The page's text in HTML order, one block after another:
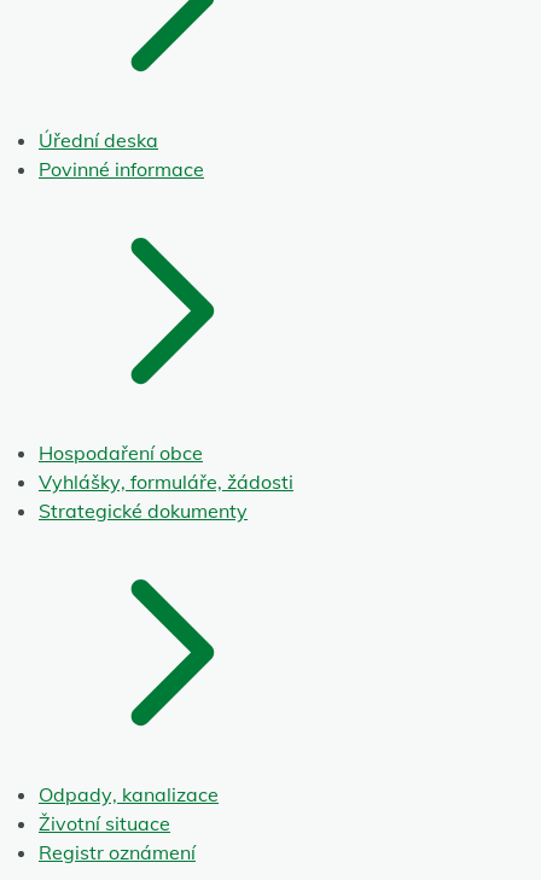
Úřední deska
Povinné informace
Hospodaření obce
Vyhlášky, formuláře, žádosti
Strategické dokumenty
Odpady, kanalizace
Životní situace
Registr oznámení